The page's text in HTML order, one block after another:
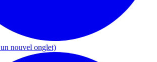
nouvel onglet)